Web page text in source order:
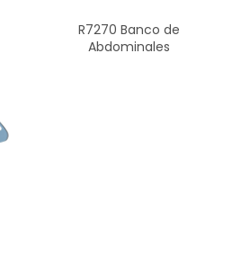
R7270 Banco de
Abdominales